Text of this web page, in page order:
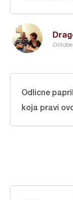
Odlicne
koja pravi